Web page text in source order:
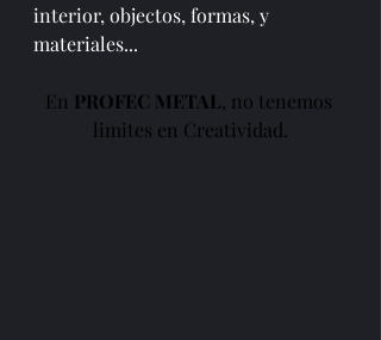
interior, objectos, formas, y
materiales...
En PROFEC METAL, no tenemos
limites en Creatividad.